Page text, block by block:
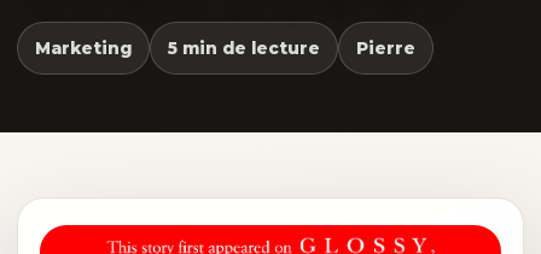
Marketing 5 min de lecture Pierre